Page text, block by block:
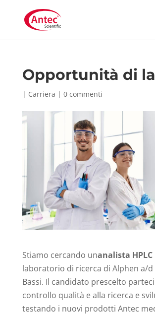
Opportunità di
| Carriera | 0 commenti
Stiamo cercando unanalista HPLC
laboratorio di ricerca di Alphen a/d
Bassi. Il candidato prescelto
controllo qualità e alla ricerca e
testando i nuovi prodotti Antec